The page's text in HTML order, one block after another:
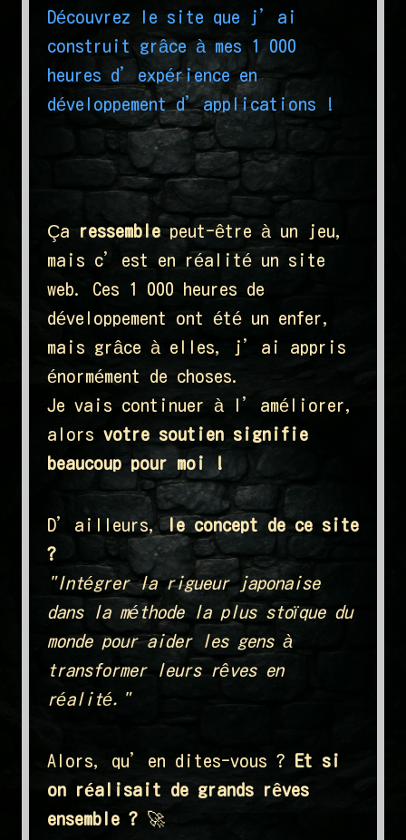
Découvrez le site que j’ai
construit grâce à mes 1 000
heures d’expérience en
développement d’applications !
Ça ressemblepeut-être à un jeu,
mais c’est en réalité un site
web. Ces 1 000 heures de
développement ont été un enfer,
mais grâce à elles, j’ai appris
énormément de choses.
Je vais continuer à l’améliorer,
alors votre soutien signifie
beaucoup pour moi !
D’ailleurs,le concept de ce site
?
"Intégrer la rigueur japonaise
dans la méthode la plus stoïque du
monde pour aider les gens à
transformer leurs rêves en
réalité."
Alors, qu’en dites-vous ? Et si
on réalisait de grands rêves
ensemble ? 🚀